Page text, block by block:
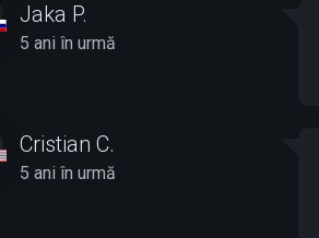
Jaka P.
5 ani în urmă
Cristian C.
5 ani în urmă